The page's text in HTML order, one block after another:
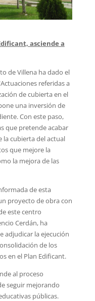
asciende a
de Villena ha dado el
referidas a
de cubierta en el
una inversión de
Con este paso,
que pretende acabar
la cubierta del actual
que mejore la
la mejora de las
de esta
proyecto de obra con
este centro
Cerdán, ha
adjudicar la ejecución
de los
en el Plan Edificant.
al proceso
seguir mejorando
públicas.